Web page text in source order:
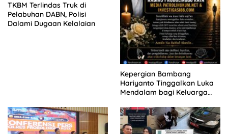
TKBM Terlindas Truk di
Pelabuhan DABN, Polisi
Dalami Dugaan Kelalaian
Kepergian Bambang
Hariyanto Tinggalkan Luka
Mendalam bagi Keluarga